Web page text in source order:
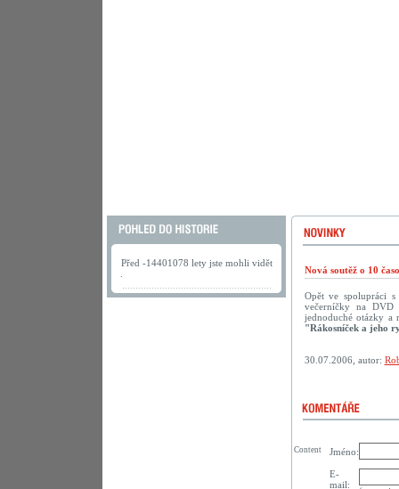
Před -14401078 lety jste mohli vidět
Nová soutěž o 10
Opět ve spolupráci
večerníčky na DVD
jednoduché otázky a
"Rákosníček a jeho
30.07.2006, autor:
Jméno:
E-
mail:
Content